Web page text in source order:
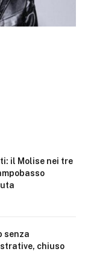
il Molise nei tre
senza
chiuso